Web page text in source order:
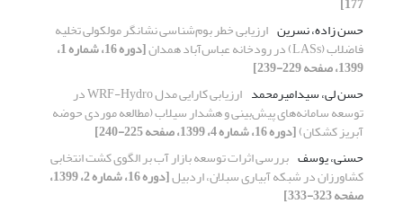
حسن زاده، نسرین ارزیابی خطر بوم‌شناسی نشانگر مولکولی تخلیه
فاضلاب (LASs) در رودخانه‌‌ عباس‌آباد همدان [دوره 16، شماره 1،
1399، صفحه 229-239]
حسن لی، سیدامیرمحمد
ارزیابی کارایی مدل WRF-Hydro در
توسعه سامانه‌های پیش‌بینی و هشدار سیلاب (مطالعه موردی حوضه
آبریز کشکان)[دوره 16، شماره 4، 1399، صفحه 225-240]
حسنی، یوسف بررسی اثرات توسعه بازار آب بر الگوی کشت انتخابی
کشاورزان در شبکه آبیاری سبلان، اردبیل [دوره 16، شماره 2، 1399،
صفحه 323-333]